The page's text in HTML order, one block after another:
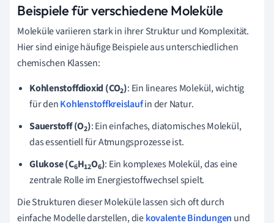
Beispiele für verschiedene Moleküle
Moleküle variieren stark in ihrer Struktur und Komplexität.
Hier sind einige häufige Beispiele aus unterschiedlichen
chemischen Klassen:
Kohlenstoffdioxid (CO2): Ein lineares Molekül, wichtig
für denKohlenstoffkreislaufin der Natur.
Sauerstoff (O2): Ein einfaches, diatomisches Molekül,
das essentiell für Atmungsprozesse ist.
Glukose (C6H12O6): Ein komplexes Molekül, das eine
zentrale Rolle im Energiestoffwechsel spielt.
Die Strukturen dieser Moleküle lassen sich oft durch
einfache Modelle darstellen, diekovalente Bindungen und